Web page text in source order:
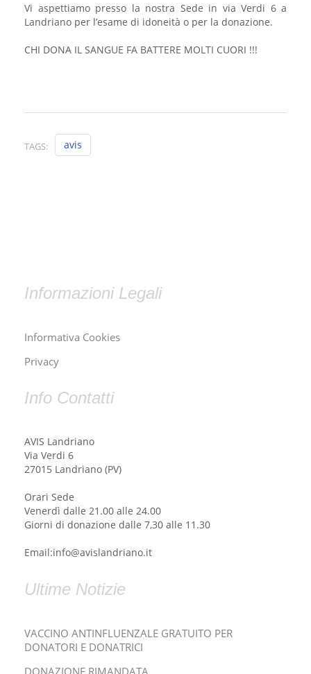
Vi aspettiamo presso la nostra Sede in via Verdi 6 a
Landriano per l’esame di idoneità o per la donazione.
CHI DONA IL SANGUE FA BATTERE MOLTI CUORI !!!
TAGS: avis
Informazioni Legali
Informativa Cookies
Privacy
Info Contatti
AVIS Landriano
Via Verdi 6
27015 Landriano (PV)
Orari Sede
Venerdì dalle 21.00 alle 24.00
Giorni di donazione dalle 7,30 alle 11.30
Email:info@avislandriano.it
Ultime Notizie
VACCINO ANTINFLUENZALE GRATUITO PER
DONATORI E DONATRICI
DONAZIONE RIMANDATA